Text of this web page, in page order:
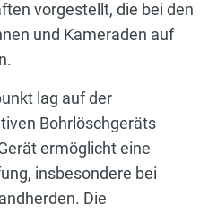
vorgestellt, die bei den
und Kameraden auf
lag auf der
Bohrlöschgeräts
ermöglicht eine
insbesondere bei
Die